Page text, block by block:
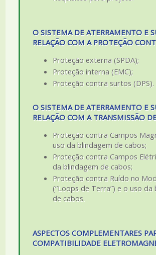
O SISTEMA DE ATERRAMENTO E
RELAÇÃO COM A PROTEÇÃO
Proteção externa (SPDA);
Proteção interna (EMC);
Proteção contra surtos (DPS).
O SISTEMA DE ATERRAMENTO E
RELAÇÃO COM A TRANSMISSÃO
Proteção contra Campos
uso da blindagem de cabos;
Proteção contra Campos
da blindagem de cabos;
Proteção contra Ruído no
(“Loops de Terra”) e o uso da
de cabos.
ASPECTOS COMPLEMENTARES
COMPATIBILIDADE